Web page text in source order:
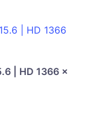
| HD 1366 x